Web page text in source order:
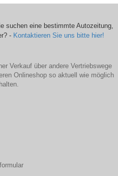
suchen eine bestimmte Autozeitung,
- Kontaktieren Sie uns bitte hier!
Verkauf über andere Vertriebswege
Onlineshop so aktuell wie möglich